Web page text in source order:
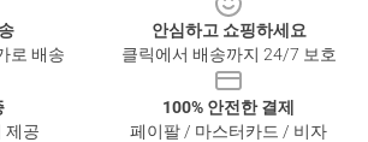
로 배송
안심하고 쇼핑하세요
클릭에서 배송까지 24/7 보호
제공
100% 안전한 결제
페이팔 / 마스터카드 / 비자